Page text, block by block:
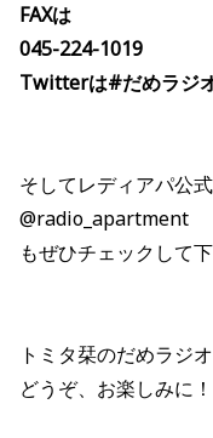
FAXは
045-224-1019
Twitterは#だめラジ
そしてレディアパ公
@radio_apartment
もぜひチェックして下
トミタ栞のだめラジオ
どうぞ、お楽しみに！